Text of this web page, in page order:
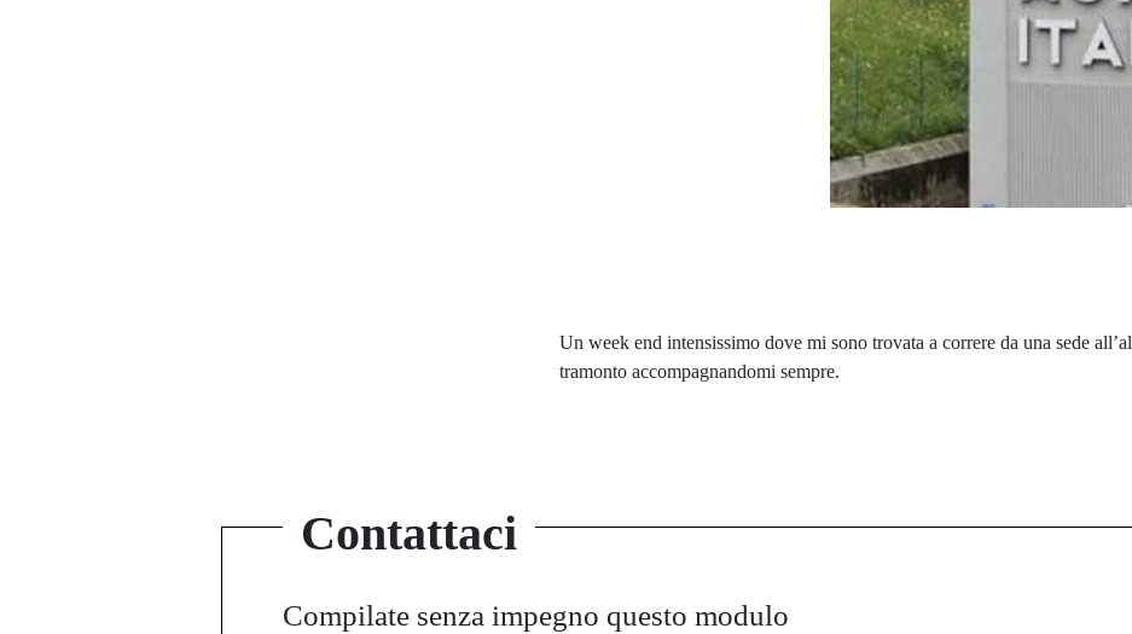
Un week end intensissimo dove mi sono trovata a correre da una sede
tramonto accompagnandomi sempre.
Contattaci
Compilate senza impegno questo modulo